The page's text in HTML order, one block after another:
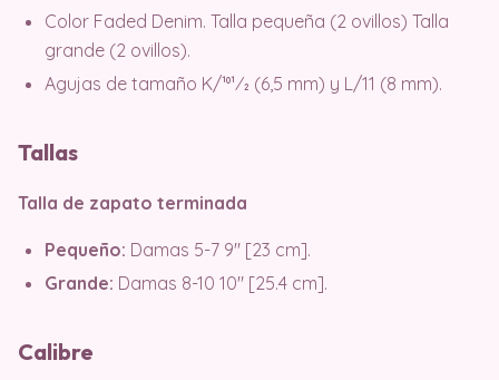
Color Faded Denim. Talla pequeña (2 ovillos) Talla
grande (2 ovillos).
Agujas de tamaño K/101⁄2 (6,5 mm) y L/11 (8 mm).
Tallas
Talla de zapato terminada
Pequeño: Damas 5-7 9″ [23 cm].
Grande: Damas 8-10 10″ [25.4 cm].
Calibre